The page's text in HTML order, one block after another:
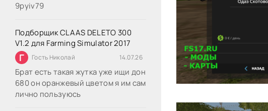
9руіv79
Подборщик CLAAS DELETO 300
V1.2 для Farming Simulator 2017
Г Гость Николай 14.07.26
Брат есть такая жутка уже ищи дон
680 он оранжевый цветом я им сам
лично пользуюсь